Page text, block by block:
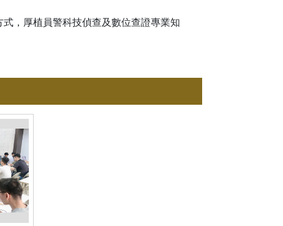
，厚植員警科技偵查及數位查證專業知